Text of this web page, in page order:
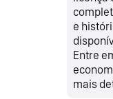
e
Entre
mais